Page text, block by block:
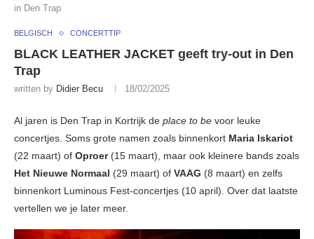
in Den Trap
BELGISCH CONCERTTIP
BLACK LEATHER JACKET geeft try-out in Den
Trap
written by Didier Becu 18/02/2025
Al jaren is Den Trap in Kortrijk de place to be voor leuke
concertjes. Soms grote namen zoals binnenkort Maria Iskariot
(22 maart) of Oproer(15 maart), maar ook kleinere bands zoals
Het Nieuwe Normaal (29 maart) of VAAG (8 maart) en zelfs
binnenkort Luminous Fest-concertjes (10 april). Over dat laatste
vertellen we je later meer.